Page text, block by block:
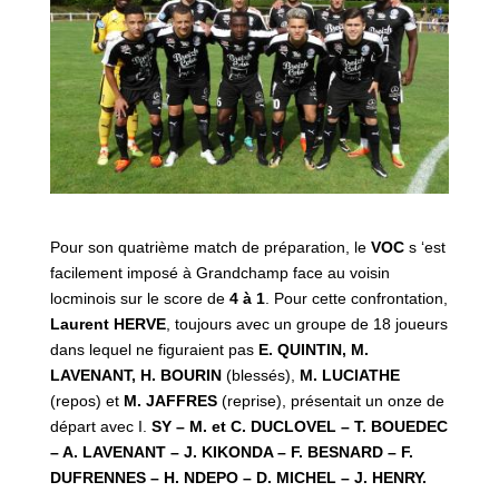
Pour son quatrième match de préparation, le VOCs ‘est
facilement imposé à Grandchamp face au voisin
locminois sur le score de 4 à 1. Pour cette confrontation,
Laurent HERVE, toujours avec un groupe de 18 joueurs
dans lequel ne figuraient pas E. QUINTIN, M.
LAVENANT, H. BOURIN(blessés),
M. LUCIATHE
(repos) et M. JAFFRES(reprise), présentait un onze de
départ avec I. SY – M. et C. DUCLOVEL – T. BOUEDEC
– A. LAVENANT – J. KIKONDA – F. BESNARD – F.
DUFRENNES – H. NDEPO – D. MICHEL – J. HENRY.